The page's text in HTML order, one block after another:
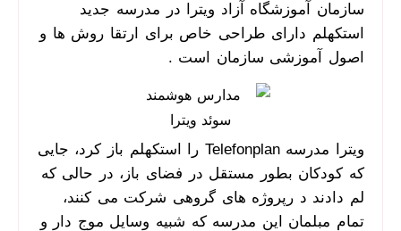
سازمان آموزشگاه آزاد ویترا در مدرسه جدید
استکهلم دارای طراحی خاص برای ارتقا روش ها و
اصول آموزشی سازمان است .
ویترا مدرسه Telefonplan را استکهلم باز کرد، جایی
که کودکان بطور مستقل در فضای باز، در حالی که
لم دادند د رپروژه های گروهی شرکت می کنند،
تمام مبلمان این مدرسه که شبیه وسایل موج دار و